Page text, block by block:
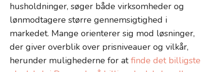
husholdninger, søger både virksomheder og
lønmodtagere større gennemsigtighed i
markedet. Mange orienterer sig mod løsninger,
der giver overblik over prisniveauer og vilkår,
herunder mulighederne for atfinde det billigste